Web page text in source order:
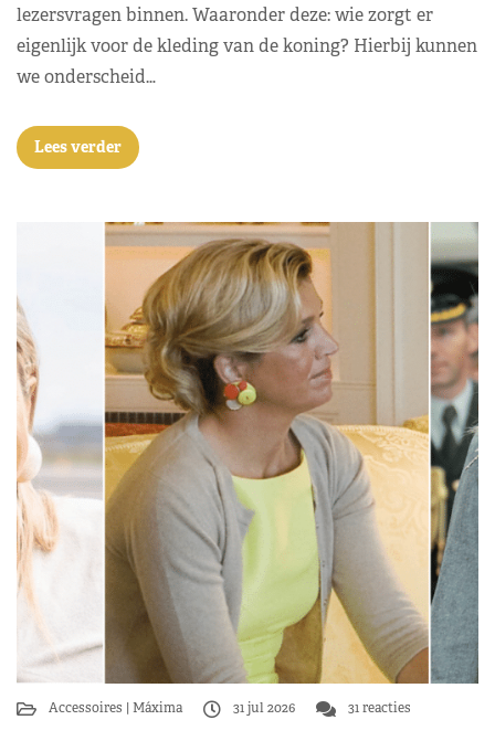
lezersvragen binnen. Waaronder deze: wie zorgt er
eigenlijk voor de kleding van de koning? Hierbij kunnen
we onderscheid…
Lees verder
Accessoires Máxima 31 jul 2026 31 reacties